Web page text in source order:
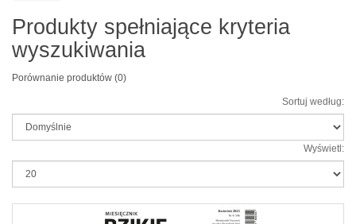
Produkty spełniające kryteria
wyszukiwania
Porównanie produktów (0)
Sortuj według:
Wyświetl: